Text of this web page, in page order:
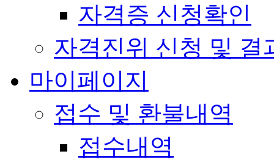
자격증 신청확인
자격진위 신청 및 결
마이페이지
접수 및 환불내역
접수내역